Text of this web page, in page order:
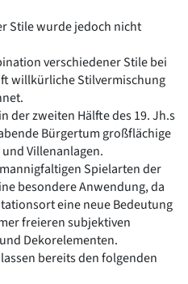
Stile wurde jedoch nicht
verschiedener Stile bei
willkürliche Stilvermischung
der zweiten Hälfte des 19. Jh.s
Bürgertum großflächige
Villenanlagen.
Spielarten der
besondere Anwendung, da
eine neue Bedeutung
freieren subjektiven
Dekorelementen.
bereits den folgenden